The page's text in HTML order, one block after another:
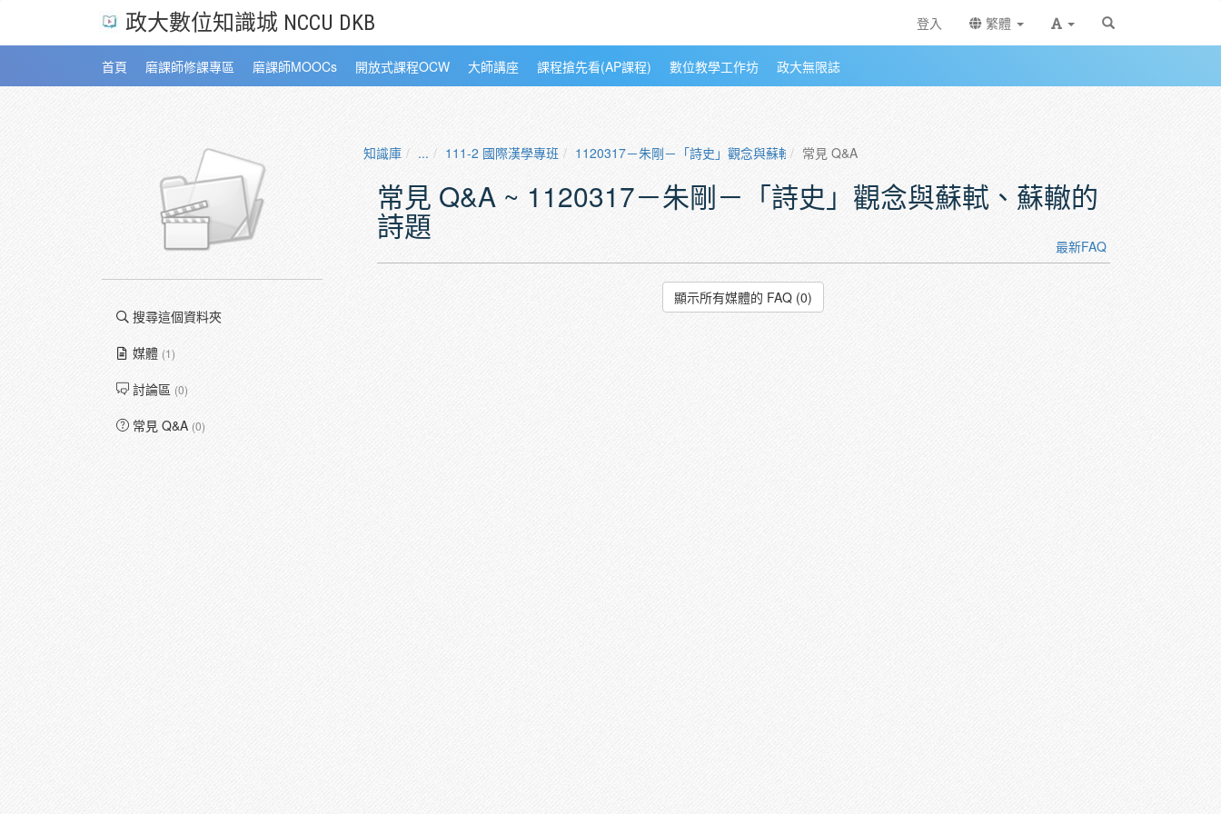
政大數位知識城 NCCU DKB 登入 繁體
首頁 磨課師修課專區 磨課師MOOCs 開放式課程OCW 大師講座 課程搶先看(AP課程) 數位教學工作坊 政大無限誌
搜尋這個資料夾
媒體 (1)
討論區 (0)
常見 Q&A (0)
知識庫 ... 111-2 國際漢學專班 1120317－朱剛－「詩史」觀念與蘇軾、蘇轍的詩題
常見 Q&A
常見 Q&A ~ 1120317－朱剛－「詩史」觀念與蘇軾、蘇轍的
詩題
最新FAQ
顯示所有媒體的 FAQ (0)